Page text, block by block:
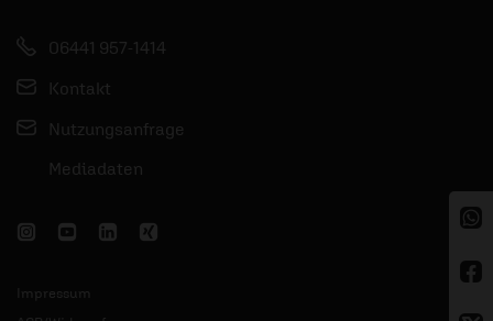
06441 957-1414
Kontakt
Nutzungsanfrage
Mediadaten
Impressum